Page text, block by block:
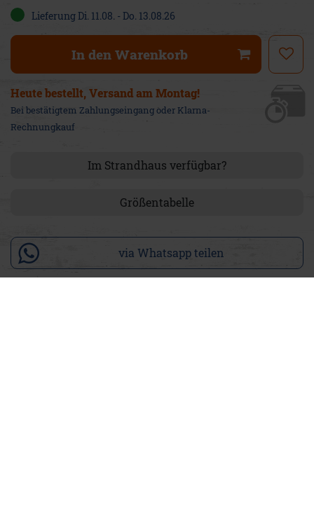
Lieferung Di. 11.08. - Do. 13.08.26
In den Warenkorb
Heute bestellt, Versand am Montag!
Bei bestätigtem Zahlungseingang oder Klarna-
Rechnungkauf
Im Strandhaus verfügbar?
Größentabelle
via Whatsapp teilen